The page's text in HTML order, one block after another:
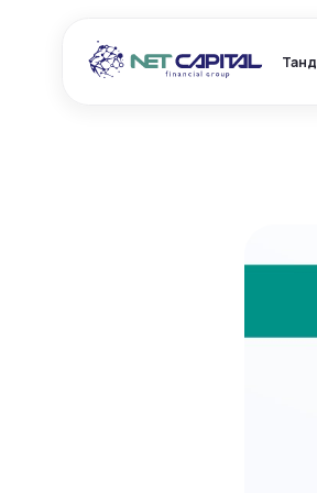
Танд